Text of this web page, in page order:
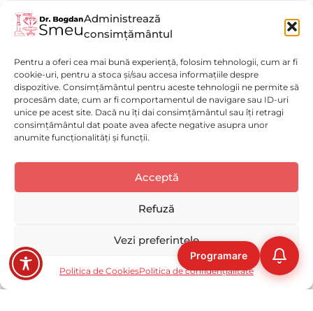
Administrează
consimțământul
Pentru a oferi cea mai bună experiență, folosim tehnologii, cum ar fi
cookie-uri, pentru a stoca și/sau accesa informațiile despre
dispozitive. Consimțământul pentru aceste tehnologii ne permite să
procesăm date, cum ar fi comportamentul de navigare sau ID-uri
unice pe acest site. Dacă nu îți dai consimțământul sau îți retragi
consimțământul dat poate avea afecte negative asupra unor
anumite funcționalități și funcții.
Acceptă
Refuză
Vezi preferințele
Politica de CookiesPolitica de confidențialitate
Rezecție de Intestin Subtire
Laparoscopică
Vezi mai mult
Copyright © 2023-2026 DR SMEU MEDSERV S.R.L, CUI: 43755062,
Reg. Com. J40/2850/2021
Programare
Cum ți-ai evalua experiența pe acest website?
o
1
la
5
Foarte bună
Următoarea